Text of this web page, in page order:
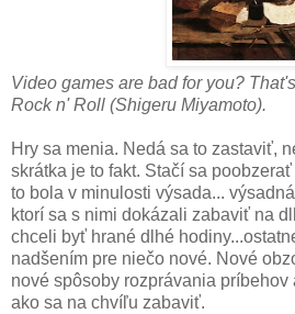
Video games are bad for you?
Rock n' Roll (Shigeru Miyamoto).
Hry sa menia. Nedá sa to zastaviť,
skrátka je to fakt. Stačí sa
to bola v minulosti výsada...
ktorí sa s nimi dokázali zabaviť na
chceli byť hrané dlhé
nadšením pre niečo nové. Nové
nové spôsoby rozprávania
ako sa na chvíľu zabaviť.